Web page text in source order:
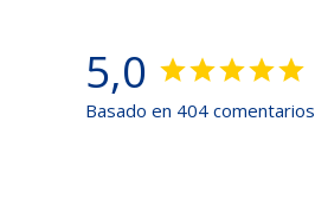
5,0
Basado en 404 comentarios